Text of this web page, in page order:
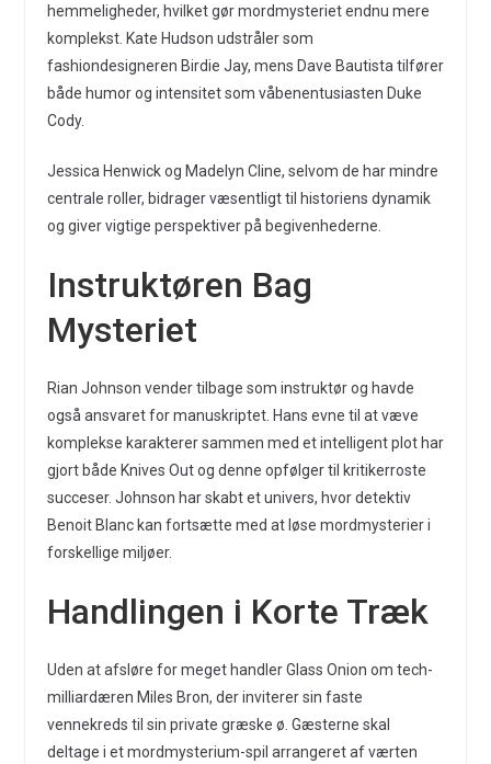
hemmeligheder, hvilket gør mordmysteriet endnu mere
komplekst. Kate Hudson udstråler som
fashiondesigneren Birdie Jay, mens Dave Bautista tilfører
både humor og intensitet som våbenentusiasten Duke
Cody.
Jessica Henwick og Madelyn Cline, selvom de har mindre
centrale roller, bidrager væsentligt til historiens dynamik
og giver vigtige perspektiver på begivenhederne.
Instruktøren Bag
Mysteriet
Rian Johnson vender tilbage som instruktør og havde
også ansvaret for manuskriptet. Hans evne til at væve
komplekse karakterer sammen med et intelligent plot har
gjort både Knives Out og denne opfølger til kritikerroste
succeser. Johnson har skabt et univers, hvor detektiv
Benoit Blanc kan fortsætte med at løse mordmysterier i
forskellige miljøer.
Handlingen i Korte Træk
Uden at afsløre for meget handler Glass Onion om tech-
milliardæren Miles Bron, der inviterer sin faste
vennekreds til sin private græske ø. Gæsterne skal
deltage i et mordmysterium-spil arrangeret af værten